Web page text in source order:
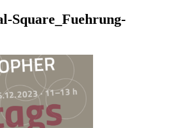
Square_Fuehrung-